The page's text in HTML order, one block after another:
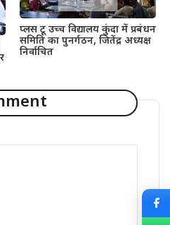
प्लस टू उच्च विद्यालय कुंदा में प्रबंधन
समिति का पुनर्गठन, जितेंद्र अध्यक्ष
निर्वाचित